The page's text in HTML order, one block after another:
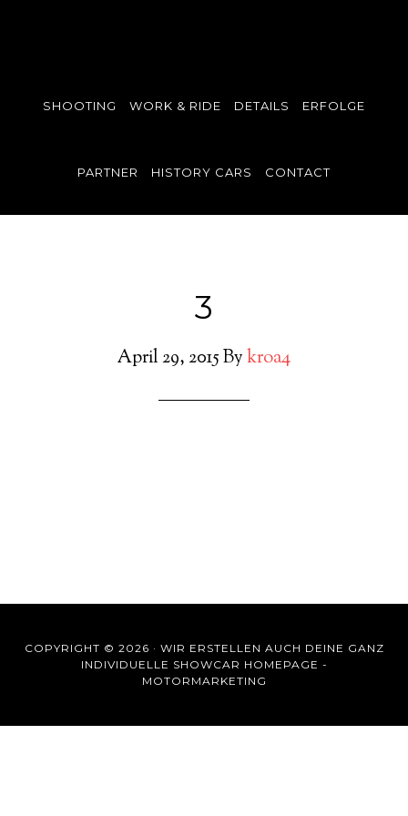
SHOOTING WORK & RIDE DETAILS ERFOLGE
PARTNER HISTORY CARS CONTACT
3
April 29, 2015Bykroa4
COPYRIGHT © 2026 · WIR ERSTELLEN AUCH DEINE GANZ
INDIVIDUELLE SHOWCAR HOMEPAGE -
MOTORMARKETING